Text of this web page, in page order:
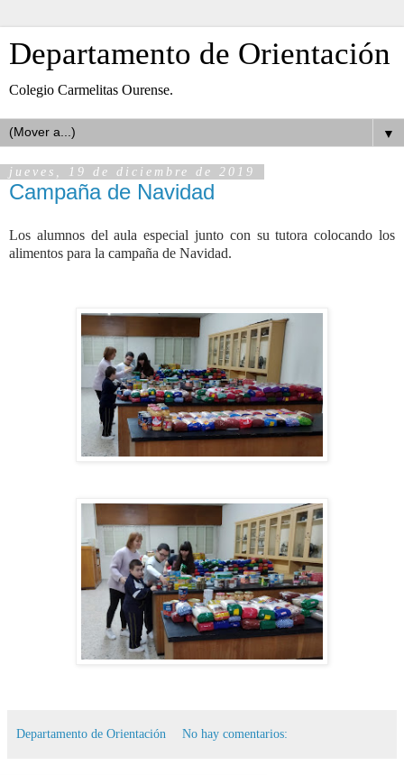
Departamento de Orientación
Colegio Carmelitas Ourense.
▼
jueves, 19 de diciembre de 2019
Campaña de Navidad
Los alumnos del aula especial junto con su tutora colocando los
alimentos para la campaña de Navidad.
Departamento de Orientación No hay comentarios: